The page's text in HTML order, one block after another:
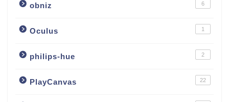
obniz 6
Oculus 1
philips-hue 2
PlayCanvas 22